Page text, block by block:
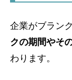
企業がブラン
クの期間やそ
わります。